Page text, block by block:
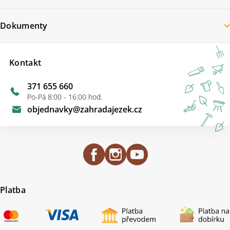
Kontakt
objednavky@zahradajezek.cz
371 655 660
Po-Pá 8:00 - 16:00 hod.
Dokumenty
Platba